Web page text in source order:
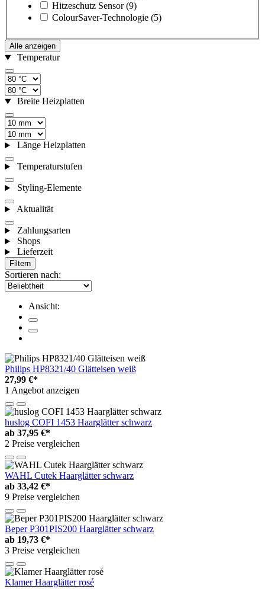
Hitzeschutz Sensor (9)
ColourSaver-Technologie (5)
Alle anzeigen
Temperatur
Breite Heizplatten
Länge Heizplatten
Temperaturstufen
Styling-Elemente
Aktualität
Zahlungsarten
Shops
Lieferzeit
Filtern
Sortieren nach:
Ansicht:
Philips HP8321/40 Glätteisen weiß
27,99 €*
1 Angebot anzeigen
huslog COFI 1453 Haarglätter schwarz
ab 37,95 €*
2 Preise vergleichen
WAHL Cutek Haarglätter schwarz
ab 33,42 €*
9 Preise vergleichen
Beper P301PIS200 Haarglätter schwarz
ab 19,73 €*
3 Preise vergleichen
Klamer Haarglätter rosé